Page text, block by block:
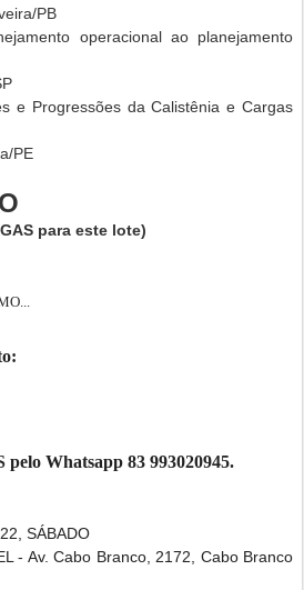
PB
operacional ao planejamento
e Progressões da Calistênia e Cargas
PE
para este lote)
Whatsapp 83 993020945.
SÁBADO
- Av. Cabo Branco, 2172, Cabo Branco